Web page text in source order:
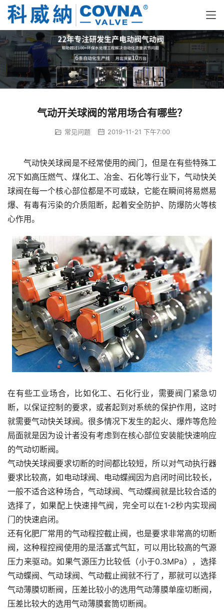
气动开关球阀的常用场合有哪些？
常见问题 2019-11-21 下午7:00
气动快关球阀是不经常使用的阀门，但是在有些特殊工
况下如高压燃气、煤化工、冶金、石化等行业下，气动快关
球阀在每一个核心部位都是不可或缺，它能在瞬间将易燃易
爆、有毒有污染的介质阻断，起着安全防护、防爆防火等核
心作用。
在有些工业场合，比如化工、石化行业，需要阀门紧急切
断，以保证控制的要求，或者起到对系统的保护作用，这时
就需要气动快关球阀。很多情况下发生的起火、爆炸等危险
局面就是因为设计者没有考虑到在核心部位安装能快速响应
的气动切断阀。
气动快关球阀要求切断的时间都比较短，所以对气动执行器
要求比较高，如电动球阀、电动蝶阀因为启闭时间比较长，
一般不适合这种场合，气动球阀、气动蝶阀就是比较合适的
选择了，如果配上快速排气阀，完全可以在1-2秒内实现阀
门的快速启闭。
还有化肥厂常用的气动程控截止阀，也是要求非常高的切断
阀，这种程控阀使用的是活塞式气缸，可以用比较高的气源
压力来驱动。如果气源压力比较低（小于0.3MPa），选择
气动蝶阀、气动球阀、气动截止阀就不行了，那就可以选择
气动薄膜切断阀，压差比较小的选用气动薄膜单座切断阀，
压差比较大的选用气动薄膜套筒切断阀。